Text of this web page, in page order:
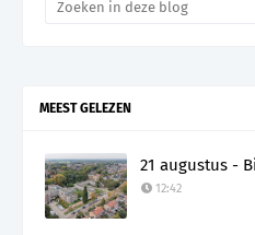
MEEST GELEZEN
21 augustus -
12:42